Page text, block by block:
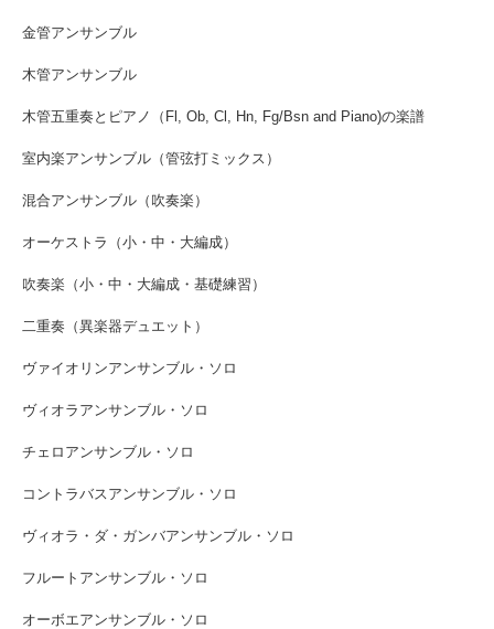
金管アンサンブル
木管アンサンブル
木管五重奏とピアノ（Fl, Ob, Cl, Hn, Fg/Bsn and Piano)の楽譜
室内楽アンサンブル（管弦打ミックス）
混合アンサンブル（吹奏楽）
オーケストラ（小・中・大編成）
吹奏楽（小・中・大編成・基礎練習）
二重奏（異楽器デュエット）
ヴァイオリンアンサンブル・ソロ
ヴィオラアンサンブル・ソロ
チェロアンサンブル・ソロ
コントラバスアンサンブル・ソロ
ヴィオラ・ダ・ガンバアンサンブル・ソロ
フルートアンサンブル・ソロ
オーボエアンサンブル・ソロ